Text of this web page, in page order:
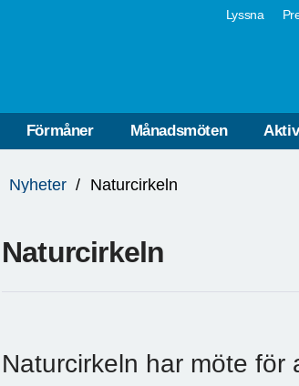
Lyssna
Förmåner Månadsmöten
Nyheter Naturcirkeln
Naturcirkeln
Naturcirkeln har möte för